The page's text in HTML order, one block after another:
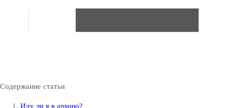
Содержание статьи
Иду ли я в армию?